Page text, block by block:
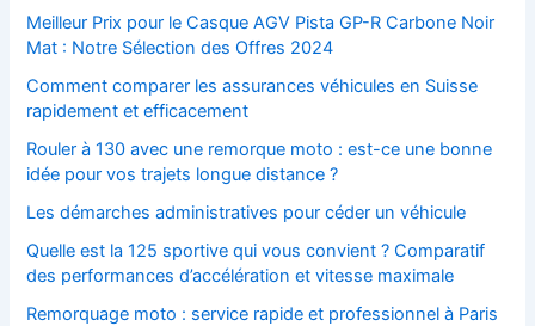
Meilleur Prix pour le Casque AGV Pista GP-R Carbone Noir
Mat : Notre Sélection des Offres 2024
Comment comparer les assurances véhicules en Suisse
rapidement et efficacement
Rouler à 130 avec une remorque moto : est-ce une bonne
idée pour vos trajets longue distance ?
Les démarches administratives pour céder un véhicule
Quelle est la 125 sportive qui vous convient ? Comparatif
des performances d’accélération et vitesse maximale
Remorquage moto : service rapide et professionnel à Paris